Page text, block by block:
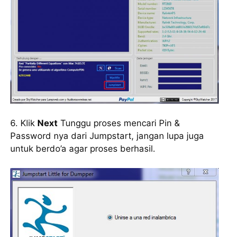
6. Klik Next Tunggu proses mencari Pin &
Password nya dari Jumpstart, jangan lupa juga
untuk berdo’a agar proses berhasil.